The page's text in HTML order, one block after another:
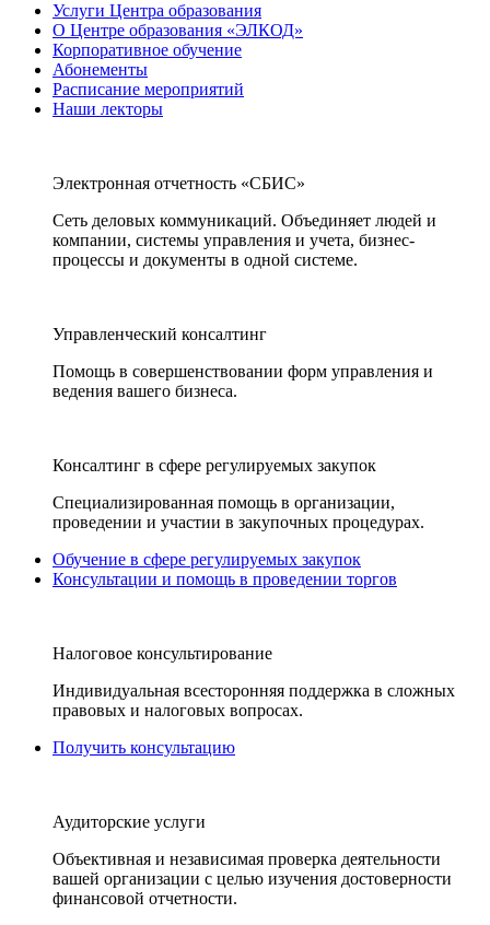
Услуги Центра образования
О Центре образования «ЭЛКОД»
Корпоративное обучение
Абонементы
Расписание мероприятий
Наши лекторы
Электронная отчетность «СБИС»
Сеть деловых коммуникаций. Объединяет людей и
компании, системы управления и учета, бизнес-
процессы и документы в одной системе.
Управленческий консалтинг
Помощь в совершенствовании форм управления и
ведения вашего бизнеса.
Консалтинг в сфере регулируемых закупок
Специализированная помощь в организации,
проведении и участии в закупочных процедурах.
Обучение в сфере регулируемых закупок
Консультации и помощь в проведении торгов
Налоговое консультирование
Индивидуальная всесторонняя поддержка в сложных
правовых и налоговых вопросах.
Получить консультацию
Аудиторские услуги
Объективная и независимая проверка деятельности
вашей организации с целью изучения достоверности
финансовой отчетности.